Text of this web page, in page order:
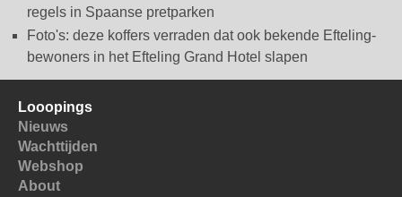
regels in Spaanse pretparken
Foto's: deze koffers verraden dat ook bekende Efteling-
bewoners in het Efteling Grand Hotel slapen
Looopings
Nieuws
Wachttijden
Webshop
About